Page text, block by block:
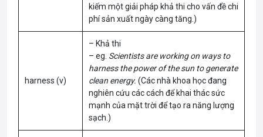
kiếm một giải pháp khả thi cho vấn đề chi
phí sản xuất ngày càng tăng.)
harness (v)
– Khả thi
– eg. Scientists are working on ways to
harness the power of the sun to generate
clean energy. (Các nhà khoa học đang
nghiên cứu các cách để khai thác sức
mạnh của mặt trời để tạo ra năng lượng
sạch.)